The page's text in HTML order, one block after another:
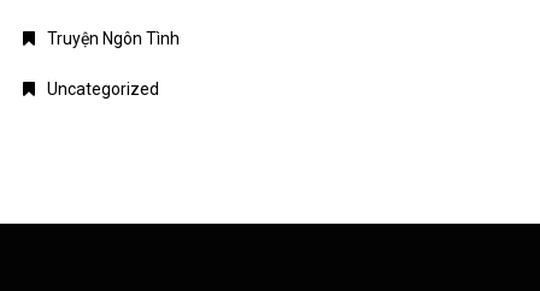
Truyện Ngôn Tình
Uncategorized